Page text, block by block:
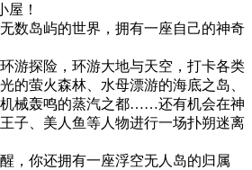
屋！
数岛屿的世界，拥有一座自己的神奇
游探险，环游大地与天空，打卡各类
的萤火森林、水母漂游的海底之岛、
械轰鸣的蒸汽之都……还有机会在神
子、美人鱼等人物进行一场扑朔迷离
，你还拥有一座浮空无人岛的归属